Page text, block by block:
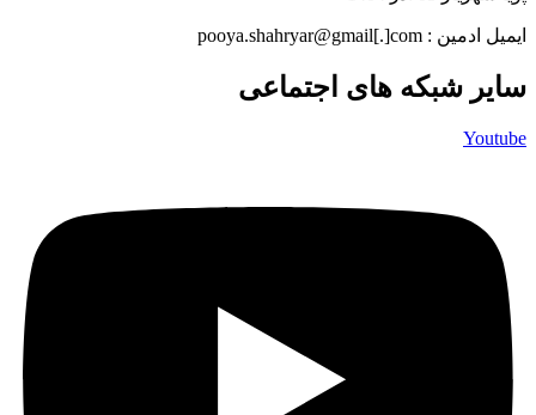
ایمیل ادمین : pooya.shahryar@gmail[.]com
سایر شبکه های اجتماعی
Youtube